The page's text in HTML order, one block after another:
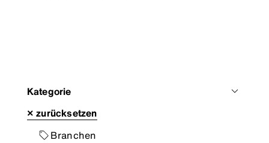
Kategorie
× zurücksetzen
Branchen